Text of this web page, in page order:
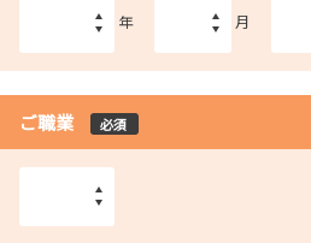
年 月
ご職業 必須